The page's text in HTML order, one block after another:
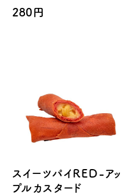
280円
スイーツパイRED-アッ
プルカスタード